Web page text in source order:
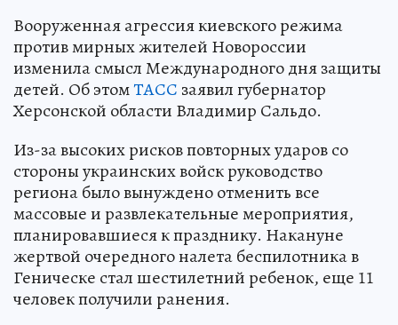
Вооруженная агрессия киевского режима
против мирных жителей Новороссии
изменила смысл Международного дня защиты
детей. Об этомТАСС заявил губернатор
Херсонской области Владимир Сальдо.
Из-за высоких рисков повторных ударов со
стороны украинских войск руководство
региона было вынуждено отменить все
массовые и развлекательные мероприятия,
планировавшиеся к празднику. Накануне
жертвой очередного налета беспилотника в
Геническе стал шестилетний ребенок, еще 11
человек получили ранения.